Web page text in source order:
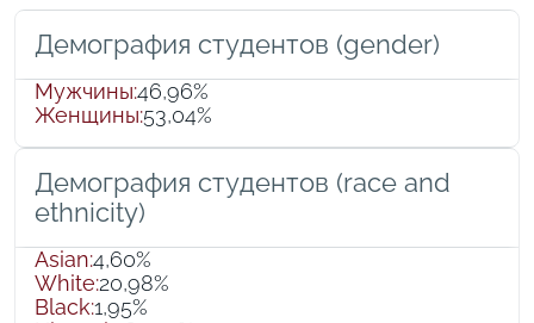
Демография студентов (gender)
Мужчины:46,96%
Женщины:53,04%
Демография студентов (race and
ethnicity)
Asian:4,60%
White:20,98%
Black:1,95%